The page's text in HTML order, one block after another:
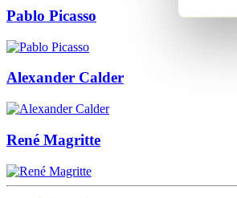
Pablo Picasso
Alexander Calder
René Magritte